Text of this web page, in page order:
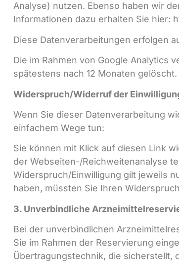
Analyse) nutzen. Ebenso haben wir
Informationen dazu erhalten Sie hier:
Diese Datenverarbeitungen erfolgen
Die im Rahmen von Google Analytics
spätestens nach 12 Monaten gelöscht.
Widerspruch/Widerruf der
Wenn Sie dieser Datenverarbeitung
einfachem Wege tun:
Sie können mit Klick auf diesen Link
der Webseiten-/Reichweitenanalyse
Widerspruch/Einwilligung gilt jeweils
haben, müssten Sie Ihren
3. Unverbindliche
Bei der unverbindlichen
Sie im Rahmen der Reservierung
Übertragungstechnik, die sicherstellt,